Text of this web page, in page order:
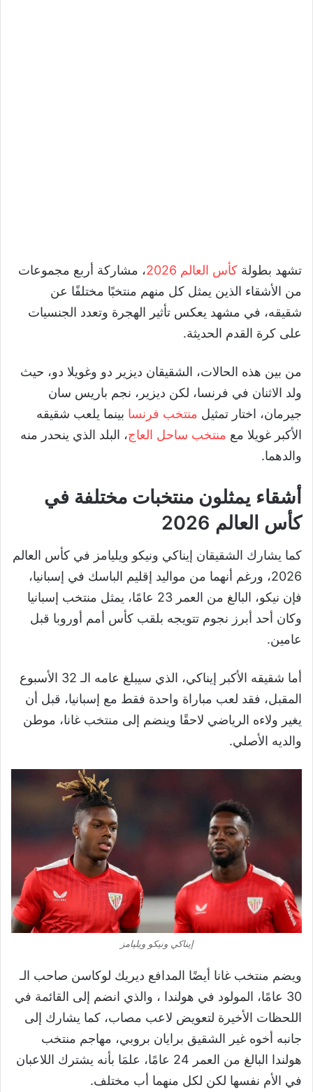
تشهد بطولة كأس العالم 2026
، مشاركة أربع مجموعات
من الأشقاء الذين يمثل كل منهم منتخبًا مختلفًا عن
شقيقه، في مشهد يعكس تأثير الهجرة وتعدد الجنسيات
على كرة القدم الحديثة.
من بين هذه الحالات، الشقيقان ديزير دو وغويلا دو، حيث
ولد الاثنان في فرنسا، لكن ديزير، نجم باريس سان
جيرمان، اختار تمثيل منتخب فرنسا بينما يلعب شقيقه
الأكبر غويلا مع منتخب ساحل العاج، البلد الذي ينحدر منه
والدهما.
أشقاء يمثلون منتخبات مختلفة في
كأس العالم 2026
كما يشارك الشقيقان إيناكي ونيكو ويليامز في كأس العالم
2026، ورغم أنهما من مواليد إقليم الباسك في إسبانيا،
فإن نيكو، البالغ من العمر 23 عامًا، يمثل منتخب إسبانيا
وكان أحد أبرز نجوم تتويجه بلقب كأس أمم أوروبا قبل
عامين.
أما شقيقه الأكبر إيناكي، الذي سيبلغ عامه الـ 32 الأسبوع
المقبل، فقد لعب مباراة واحدة فقط مع إسبانيا، قبل أن
يغير ولاءه الرياضي لاحقًا وينضم إلى منتخب غانا، موطن
والديه الأصلي.
إيناكي ونيكو ويليامز
ويضم منتخب غانا أيضًا المدافع ديريك لوكاسن صاحب الـ
30 عامًا، المولود في هولندا ، والذي انضم إلى القائمة في
اللحظات الأخيرة لتعويض لاعب مصاب، كما يشارك إلى
جانبه أخوه غير الشقيق برايان بروبي، مهاجم منتخب
هولندا البالغ من العمر 24 عامًا، علمَا بأنه يشترك اللاعبان
في الأم نفسها لكن لكل منهما أب مختلف.